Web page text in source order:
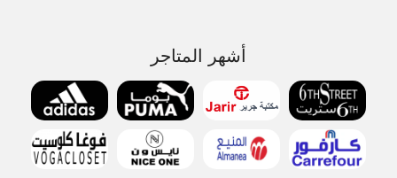
أشهر المتاجر